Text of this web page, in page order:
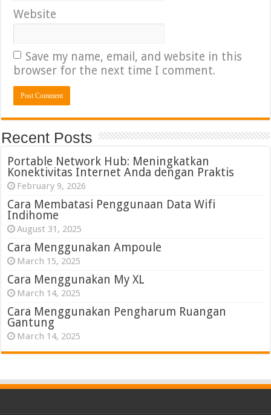
Website
Save my name, email, and website in this
browser for the next time I comment.
Recent Posts
Portable Network Hub: Meningkatkan
Konektivitas Internet Anda dengan Praktis
February 9, 2026
Cara Membatasi Penggunaan Data Wifi
Indihome
August 31, 2025
Cara Menggunakan Ampoule
March 15, 2025
Cara Menggunakan My XL
March 14, 2025
Cara Menggunakan Pengharum Ruangan
Gantung
March 14, 2025